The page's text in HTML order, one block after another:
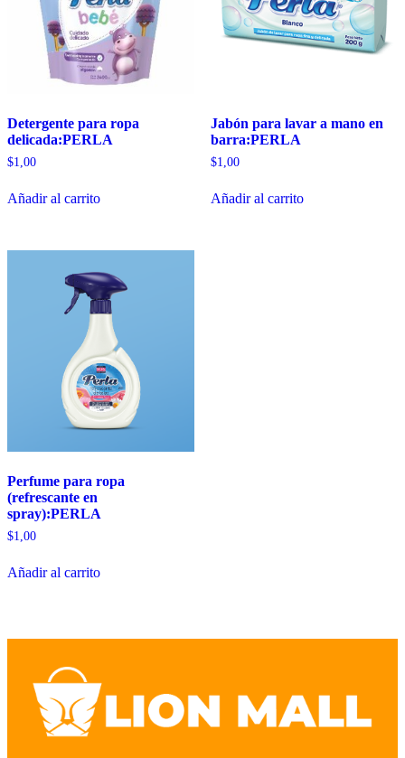
Detergente para ropa
delicada:PERLA
$1,00
Añadir al carrito
Jabón para lavar a mano en
barra:PERLA
$1,00
Añadir al carrito
Perfume para ropa
(refrescante en
spray):PERLA
$1,00
Añadir al carrito